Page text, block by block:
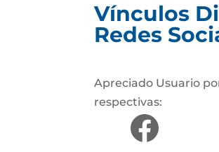
Vínculos
Redes
Apreciado Usuario
respectivas: